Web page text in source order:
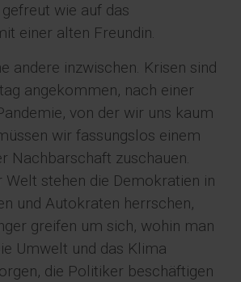
wie auf das
einer alten Freundin.
andere inzwischen. Krisen sind
angekommen, nach einer
von der wir uns kaum
wir fassungslos einem
Nachbarschaft zuschauen.
Welt stehen die Demokratien in
und Autokraten herrschen,
greifen um sich, wohin man
Umwelt und das Klima
die Politiker beschäftigen